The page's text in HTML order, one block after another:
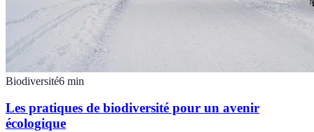
Biodiversité6 min
Les pratiques de biodiversité pour un avenir
écologique